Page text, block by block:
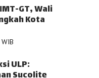
GT, Wali
Kota
ULP: